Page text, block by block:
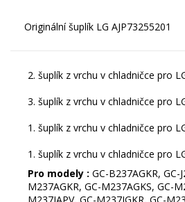
2. šuplík z vrchu v chladničce pro
3. šuplík z vrchu v chladničce pro
1. šuplík z vrchu v chladničce pro
1. šuplík z vrchu v chladničce pro
Pro modely : GC-B237AGKR, GC-
M237AGKR, GC-M237AGKS, GC-